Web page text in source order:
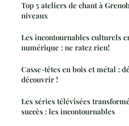
Top 5 ateliers de chant à
niveaux
Les incontournables culturels
numérique : ne ratez rien!
Casse-têtes en bois et métal :
découvrir !
Les séries télévisées
succès : les incontournables